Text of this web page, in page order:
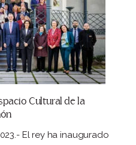
Cultural de la
El rey ha inaugurado